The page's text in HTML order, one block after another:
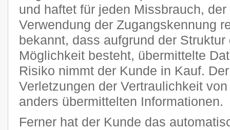
und haftet für jeden Missbrauch,
Verwendung der Zugangskennung
bekannt, dass aufgrund der
Möglichkeit besteht, übermittelte
Risiko nimmt der Kunde in Kauf.
Verletzungen der Vertraulichkeit
anders übermittelten Informationen.
Ferner hat der Kunde das